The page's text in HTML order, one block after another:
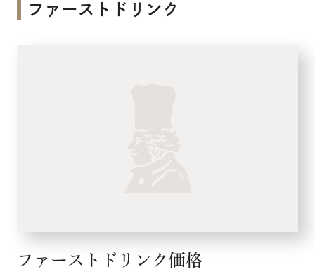
ファーストドリンク
ファーストドリンク価格